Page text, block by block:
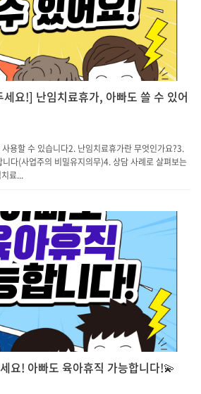
요!] 난임치료휴가, 아빠도 쓸 수 있어
용할 수 있습니다2. 난임치료휴가란 무엇인가요?3.
다(사업주의 비밀유지의무)4. 상담 사례로 살펴보는
료...
요! 아빠도 육아휴직 가능합니다!💫